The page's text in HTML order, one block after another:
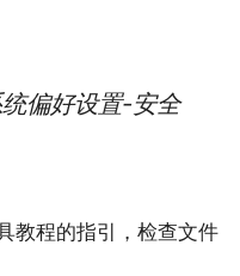
偏好设置-安全
教程的指引，检查文件